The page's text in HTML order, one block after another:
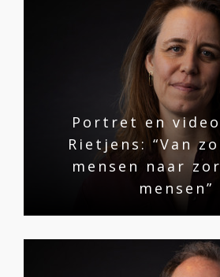
Portret en
Rietjens: “Van
mensen naar
mensen”